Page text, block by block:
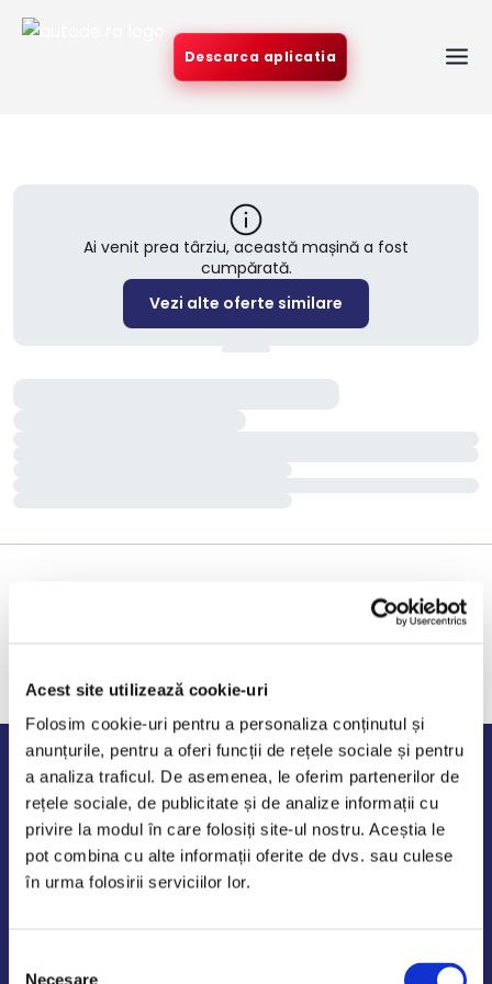
Acest site utilizează cookie-uri
Folosim cookie-uri pentru a personaliza conținutul și
anunțurile, pentru a oferi funcții de rețele sociale și pentru
a analiza traficul. De asemenea, le oferim partenerilor de
rețele sociale, de publicitate și de analize informații cu
privire la modul în care folosiți site-ul nostru. Aceștia le
pot combina cu alte informații oferite de dvs. sau culese
în urma folosirii serviciilor lor.
Necesare
Descarca aplicatia
Ai venit prea târziu, această mașină a fost
cumpărată.
Vezi alte oferte similare
Program de lucru
Luni - Vineri: 09:00-18:00
Sambata - Duminica: 10:00-14:00